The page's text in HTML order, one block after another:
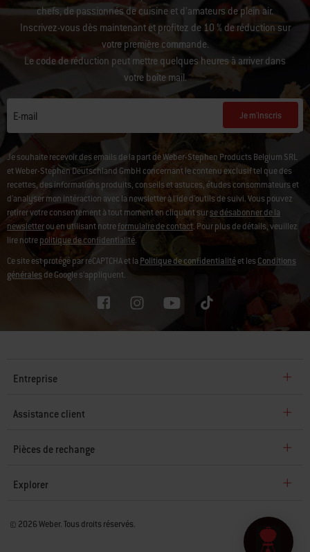
Recevez des actualités inspirantes de notre communauté de
chefs, de passionnés de cuisine et d’amateurs de plein air.
Inscrivez-vous dès maintenant et profitez de 10 % de réduction sur
votre première commande.
Le code de réduction peut mettre quelques heures à arriver dans
votre boîte mail.
E-mail Je m'inscris
Je souhaite recevoir des emails de la part de Weber-Stephen Products Belgium SRL
et Weber-Stephen Deutschland GmbH concernant le contenu exclusif tel que des
recettes, des informations produits, conseils et astuces, études consommateurs et
d'analyser mon intéraction avec la newsletter à l'ide d'outils de suivi.Vous pouvez
retirer votre consentement à tout moment en cliquant surse désabonner de la
newsletterou en utilisant notreformulaire de contact
. Pour plus de détails, veuillez
lire notrepolitique de confidentialité.
Ce site est protégé par reCAPTCHA et la